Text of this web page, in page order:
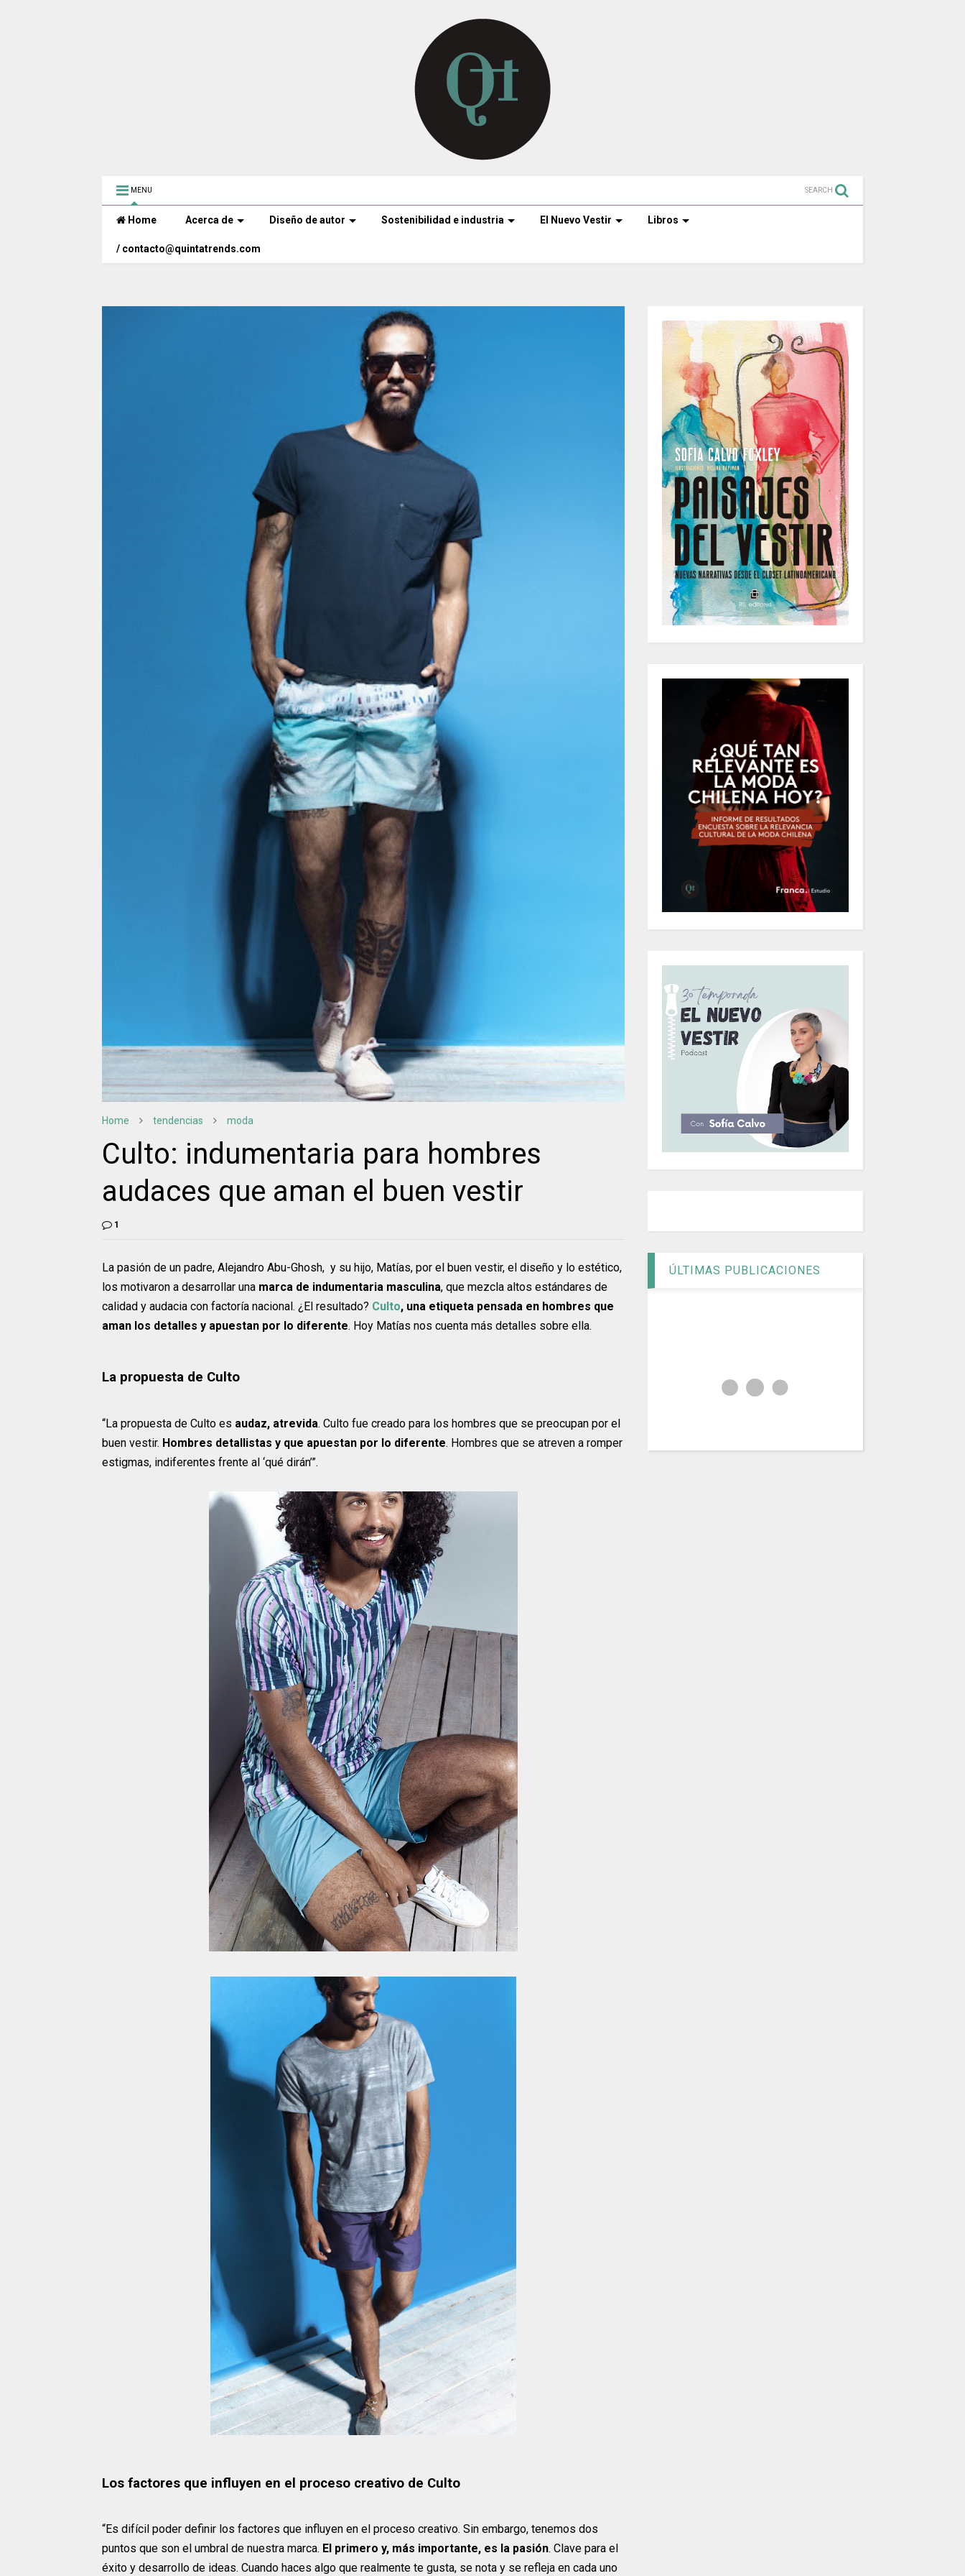
MENU SEARCH
Home Acerca de Diseño de autor Sostenibilidad e industria El Nuevo Vestir Libros
/ contacto@quintatrends.com
Home tendencias moda
Culto: indumentaria para hombres
audaces que aman el buen vestir
1
La pasión de un padre, Alejandro Abu-Ghosh, y su hijo, Matías, por el buen vestir, el diseño y lo estético,
los motivaron a desarrollar una marca de indumentaria masculina, que mezcla altos estándares de
calidad y audacia con factoría nacional. ¿El resultado? Culto, una etiqueta pensada en hombres que
aman los detalles y apuestan por lo diferente. Hoy Matías nos cuenta más detalles sobre ella.
La propuesta de Culto
“La propuesta de Culto es audaz, atrevida. Culto fue creado para los hombres que se preocupan por el
buen vestir. Hombres detallistas y que apuestan por lo diferente. Hombres que se atreven a romper
estigmas, indiferentes frente al ‘qué dirán’”.
Los factores que influyen en el proceso creativo de Culto
“Es difícil poder definir los factores que influyen en el proceso creativo. Sin embargo, tenemos dos
puntos que son el umbral de nuestra marca. El primero y, más importante, es la pasión. Clave para el
éxito y desarrollo de ideas. Cuando haces algo que realmente te gusta, se nota y se refleja en cada uno
ÚLTIMAS PUBLICACIONES